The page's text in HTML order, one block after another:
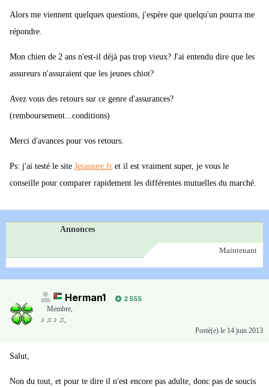
Alors me viennent quelques questions, j'espère que quelqu'un pourra me
répondre.
Mon chien de 2 ans n'est-il déjà pas trop vieux? J'ai entendu dire que les
assureurs n'assuraient que les jeunes chiot?
Avez vous des retours sur ce genre d'assurances?
(remboursement...conditions)
Merci d'avances pour vos retours.
Ps: j'ai testé le site Jetassure.fr et il est vraiment super, je vous le
conseille pour comparer rapidement les différentes mutuelles du marché.
Annonces
Maintenant
Herman1
2 555
Membre,
♪ ♫ ♪ ♫,
Posté(e) le 14 juin 2013
Salut,
Non du tout, et pour te dire il n'est encore pas adulte, donc pas de soucis